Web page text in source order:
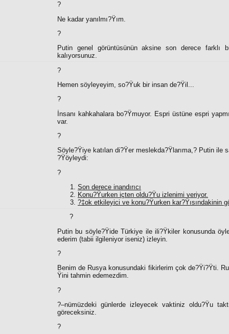
?
Ne kadar yanılmı?Ÿım.
?
Putin genel görüntüsünün aksine son derece farklı
kalıyorsunuz.
?
Hemen söyleyeyim, so?Ÿuk bir insan de?Ÿil...
?
İnsanı kahkahalara bo?Ÿmuyor. Espri üstüne espri
var.
?
Söyle?Ÿiye katılan di?Ÿer meslekda?Ÿlarıma,? Putin ile
?Ÿöyleydi:
?
Son derece inandırıcı
Konu?Ÿurken içten oldu?Ÿu izlenimi veriyor.
?‡ok etkileyici ve konu?Ÿurken kar?Ÿısındakinin
?
Putin bu söyle?Ÿide Türkiye ile ili?Ÿkiler konusunda
ederim (tabii ilgileniyor iseniz) izleyin.
?
Benim de Rusya konusundaki fikirlerim çok de?Ÿi?Ÿti.
Ÿini tahmin edemezdim.
?
?–nümüzdeki günlerde izleyecek vaktiniz oldu?Ÿu
göreceksiniz.
?